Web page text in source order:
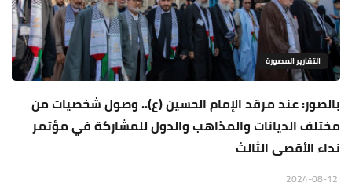
التقارير المصورة
بالصور: عند مرقد الإمام الحسين (ع).. وصول شخصيات من
مختلف الديانات والمذاهب والدول للمشاركة في مؤتمر
نداء الأقصى الثالث